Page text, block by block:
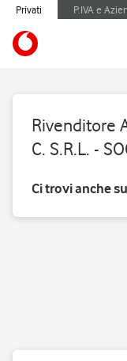
Privati P.IVA e
Rivenditore
C. S.R.L. -
Ci trovi anche su